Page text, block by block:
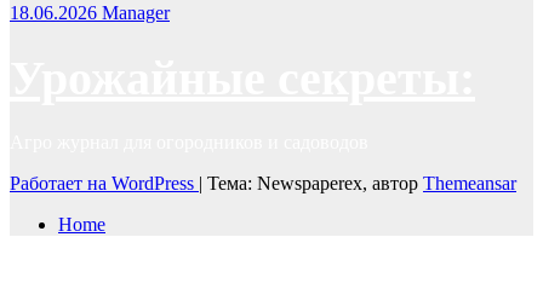
18.06.2026 Manager
Работает на WordPress | Тема: Newspaperex, автор Themeansar
Home